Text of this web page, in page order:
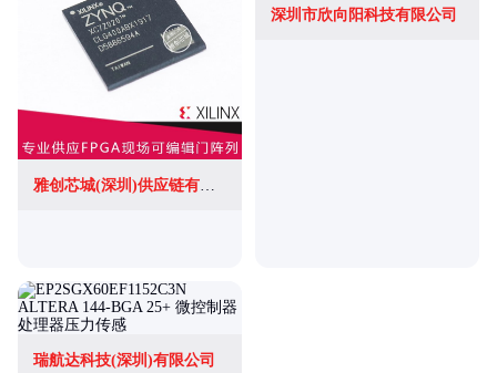
雅创芯城(深圳)供应链有限公司
深圳市欣向阳科技有限公司
瑞航达科技(深圳)有限公司